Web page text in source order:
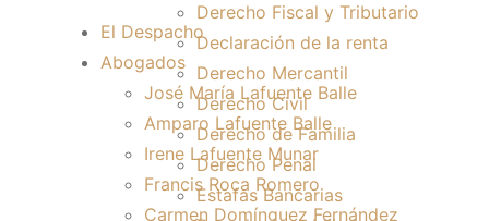
El Despacho
Abogados
José María Lafuente Balle
Amparo Lafuente Balle
Irene Lafuente Munar
Francis Roca Romero
Carmen Domínguez Fernández
Derecho Fiscal y Tributario
Declaración de la renta
Derecho Mercantil
Derecho Civil
Derecho de Familia
Derecho Penal
Estafas Bancarias